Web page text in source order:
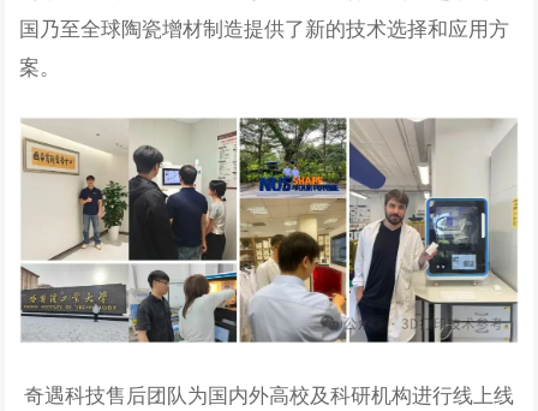
国乃至全球陶瓷增材制造提供了新的技术选择和应用方
案。
奇遇科技售后团队为国内外高校及科研机构进行线上线